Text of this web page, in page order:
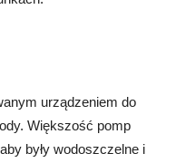
urządzeniem do
Większość pomp
były wodoszczelne i